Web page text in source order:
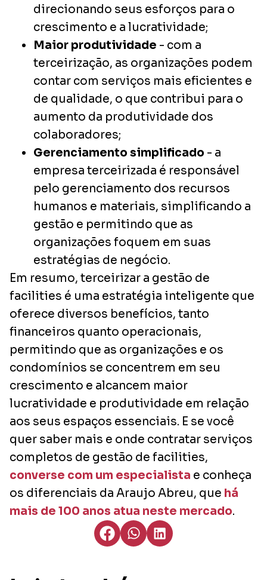
direcionando seus esforços para o
crescimento e a lucratividade;
Maior produtividade - com a
terceirização, as organizações podem
contar com serviços mais eficientes e
de qualidade, o que contribui para o
aumento da produtividade dos
colaboradores;
Gerenciamento simplificado - a
empresa terceirizada é responsável
pelo gerenciamento dos recursos
humanos e materiais, simplificando a
gestão e permitindo que as
organizações foquem em suas
estratégias de negócio.
Em resumo, terceirizar a gestão de
facilities é uma estratégia inteligente que
oferece diversos benefícios, tanto
financeiros quanto operacionais,
permitindo que as organizações e os
condomínios se concentrem em seu
crescimento e alcancem maior
lucratividade e produtividade em relação
aos seus espaços essenciais. E se você
quer saber mais e onde contratar serviços
completos de gestão de facilities,
converse com um especialista e conheça
os diferenciais da Araujo Abreu, que há
mais de 100 anos atua neste mercado.